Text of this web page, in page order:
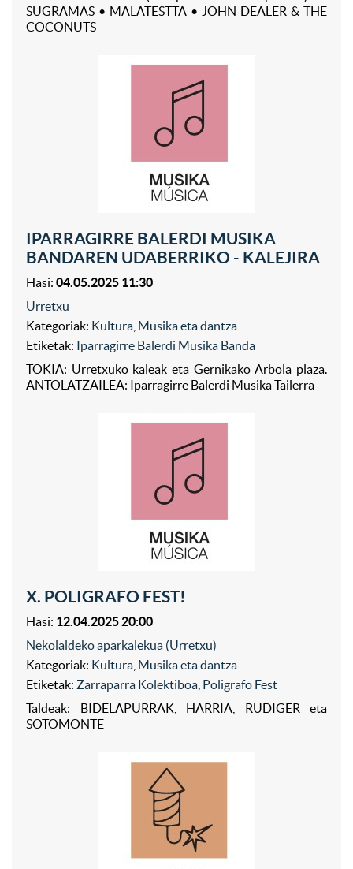
SUGRAMAS • MALATESTTA • JOHN DEALER & THE
COCONUTS
IPARRAGIRRE BALERDI MUSIKA
BANDAREN UDABERRIKO - KALEJIRA
Hasi: 04.05.2025 11:30
Urretxu
Kategoriak: Kultura Musika eta dantza
Etiketak: Iparragirre Balerdi Musika Banda
TOKIA: Urretxuko kaleak eta Gernikako Arbola plaza.
ANTOLATZAILEA: Iparragirre Balerdi Musika Tailerra
X. POLIGRAFO FEST!
Hasi: 12.04.2025 20:00
Nekolaldeko aparkalekua (Urretxu)
Kategoriak: Kultura Musika eta dantza
Etiketak: Zarraparra Kolektiboa Poligrafo Fest
Taldeak: BIDELAPURRAK, HARRIA, RÜDIGER eta
SOTOMONTE